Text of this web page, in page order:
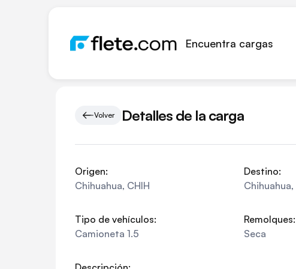
Encuentra cargas
Volver Detalles de la carga
Origen:
Chihuahua, CHIH
Destino:
Chihuahua,
Tipo de vehículos:
Camioneta 1.5
Remolques:
Seca